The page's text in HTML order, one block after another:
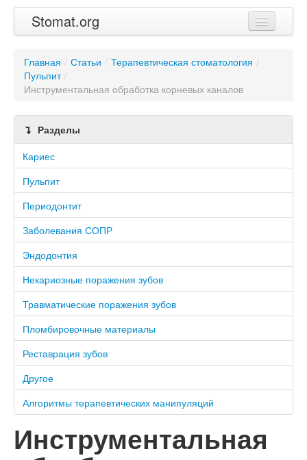
Stomat.org
Статьи
Главная / Статьи / Терапевтическая стоматология /
Пульпит /
Инструментальная обработка корневых каналов
Разделы
Кариес
Пульпит
Периодонтит
Заболевания СОПР
Эндодонтия
Некариозные поражения зубов
Травматические поражения зубов
Пломбировочные материалы
Реставрация зубов
Другое
Алгоритмы терапевтических манипуляций
Инструментальная